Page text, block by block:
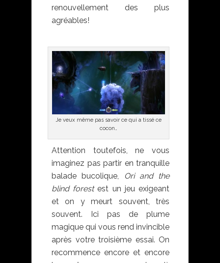
renouvellement des plus
agréables!
Je veux même pas savoir ce qui a tissé ce
cocon…
Attention toutefois, ne vous
imaginez pas partir en tranquille
balade bucolique,
Ori and the
blind forestest un jeu exigeant
et on y meurt souvent, très
souvent. Ici pas de plume
magique qui vous rend invincible
après votre troisième essai. On
recommence encore et encore